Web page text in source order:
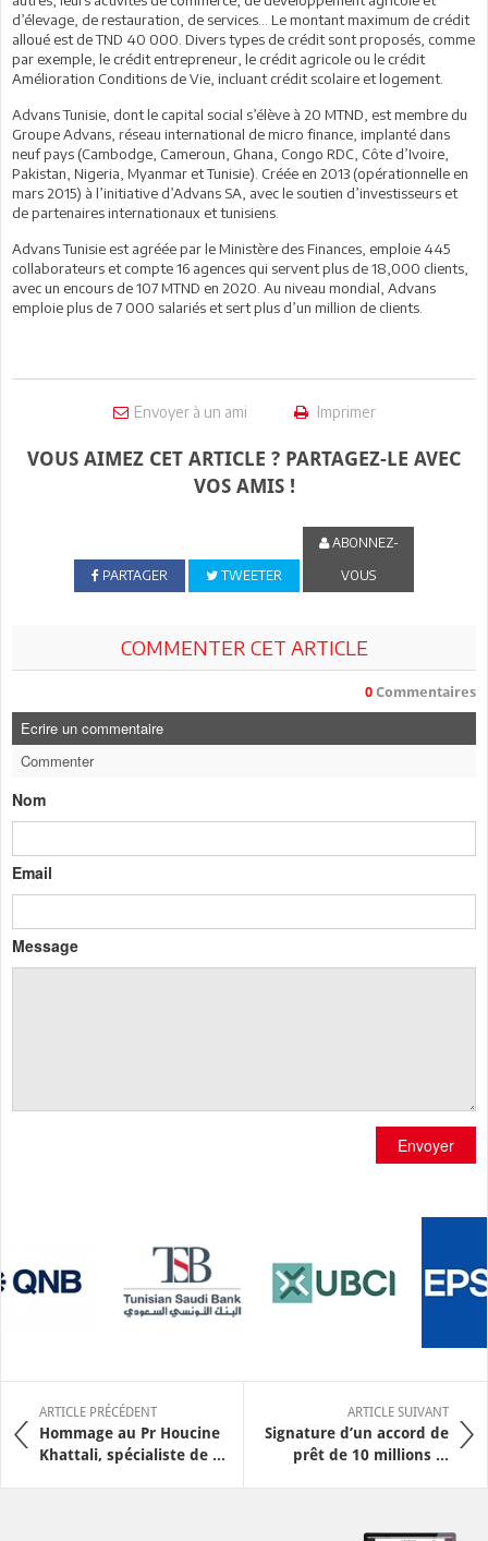
d’élevage, de restauration, de services… Le montant maximum de crédit
alloué est de TND 40 000. Divers types de crédit sont proposés, comme
par exemple, le crédit entrepreneur, le crédit agricole ou le crédit
Amélioration Conditions de Vie, incluant crédit scolaire et logement.
Advans Tunisie, dont le capital social s’élève à 20 MTND, est membre du
Groupe Advans, réseau international de micro finance, implanté dans
neuf pays (Cambodge, Cameroun, Ghana, Congo RDC, Côte d’Ivoire,
Pakistan, Nigeria, Myanmar et Tunisie). Créée en 2013 (opérationnelle en
mars 2015) à l’initiative d’Advans SA, avec le soutien d’investisseurs et
de partenaires internationaux et tunisiens.
Advans Tunisie est agréée par le Ministère des Finances, emploie 445
collaborateurs et compte 16 agences qui servent plus de 18,000 clients,
avec un encours de 107 MTND en 2020. Au niveau mondial, Advans
emploie plus de 7 000 salariés et sert plus d’un million de clients.
Envoyer à un ami Imprimer
VOUS AIMEZ CET ARTICLE ? PARTAGEZ-LE AVEC
VOS AMIS !
PARTAGER TWEETER
ABONNEZ-
VOUS
COMMENTER CET ARTICLE
0 Commentaires
Ecrire un commentaire
Commenter
Nom
Email
Message
Envoyer
ARTICLE PRÉCÉDENT
Hommage au Pr Houcine
Khattali, spécialiste de ...
ARTICLE SUIVANT
Signature d’un accord de
prêt de 10 millions ...